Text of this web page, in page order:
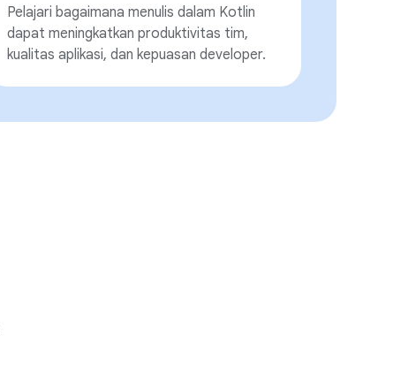
Pelajari bagaimana menulis dalam Kotlin
dapat meningkatkan produktivitas tim,
kualitas aplikasi, dan kepuasan developer.